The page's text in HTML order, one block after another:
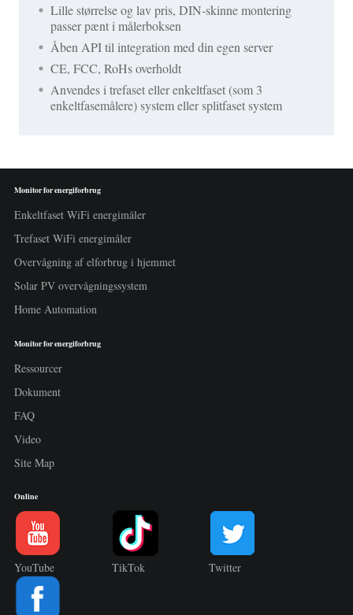
Lille størrelse og lav pris, DIN-skinne montering
passer pænt i målerboksen
Åben API til integration med din egen server
CE, FCC, RoHs overholdt
Anvendes i trefaset eller enkeltfaset (som 3
enkeltfasemålere) system eller splitfaset system
Monitor for energiforbrug
Enkeltfaset WiFi energimåler
Trefaset WiFi energimåler
Overvågning af elforbrug i hjemmet
Solar PV overvågningssystem
Home Automation
Monitor for energiforbrug
Ressourcer
Dokument
FAQ
Video
Site Map
Online
YouTube TikTok Twitter